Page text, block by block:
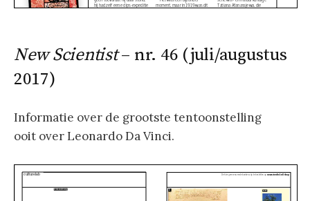
New Scientist– nr. 46 (juli/augustus
2017)
Informatie over de grootste tentoonstelling
ooit over Leonardo Da Vinci.